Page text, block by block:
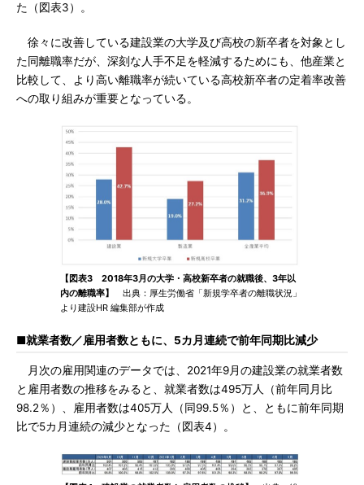
た（図表3）。
徐々に改善している建設業の大学及び高校の新卒者を対象とし
た同離職率だが、深刻な人手不足を軽減するためにも、他産業と
比較して、より高い離職率が続いている高校新卒者の定着率改善
への取り組みが重要となっている。
【図表3 2018年3月の大学・高校新卒者の就職後、3年以
内の離職率】
出典：厚生労働省「新規学卒者の離職状況」
より建設HR 編集部が作成
■就業者数／雇用者数ともに、5カ月連続で前年同期比減少
月次の雇用関連のデータでは、2021年9月の建設業の就業者数
と雇用者数の推移をみると、就業者数は495万人（前年同月比
98.2％）、雇用者数は405万人（同99.5％）と、ともに前年同期
比で5カ月連続の減少となった（図表4）。